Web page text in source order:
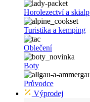
Horolezectví a skialp
Turistika a kemping
Oblečení
Boty
Průvodce
Výprodej